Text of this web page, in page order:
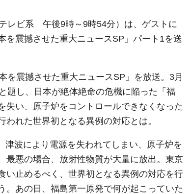
レビ系 午後9時～9時54分）は、ゲストに
を震撼させた重大ニュースSP」パート1を送
を震撼させた重大ニュースSP」を放送。3月
題し、日本が絶体絶命の危機に陥った「福
い、原子炉をコントロールできなくなった
れた世界初となる異例の対応とは。
波により電源を失われてしまい、原子炉を
最悪の場合、放射性物質が大量に放出。東京
止めるべく、世界初となる異例の対応を行
。あの日、福島第一原発で何が起こっていた